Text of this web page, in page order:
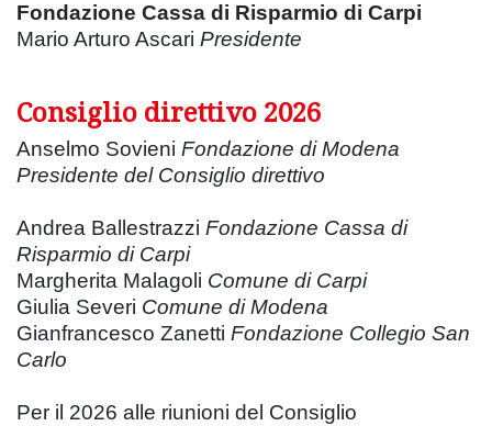
Fondazione Cassa di Risparmio di Carpi
Mario Arturo Ascari Presidente
Consiglio direttivo 2026
Anselmo Sovieni Fondazione di Modena
Presidente del Consiglio direttivo
Andrea Ballestrazzi Fondazione Cassa di
Risparmio di Carpi
Margherita Malagoli Comune di Carpi
Giulia Severi Comune di Modena
Gianfrancesco Zanetti Fondazione Collegio San
Carlo
Per il 2026 alle riunioni del Consiglio